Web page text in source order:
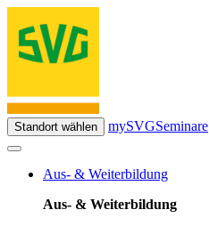
Standort wählen mySVGSeminare
Aus- & Weiterbildung
Aus- & Weiterbildung